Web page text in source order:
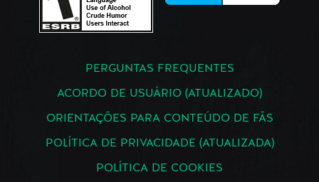
PERGUNTAS FREQUENTES
ACORDO DE USUÁRIO (ATUALIZADO)
ORIENTAÇÕES PARA CONTEÚDO DE FÃS
POLÍTICA DE PRIVACIDADE (ATUALIZADA)
POLÍTICA DE COOKIES